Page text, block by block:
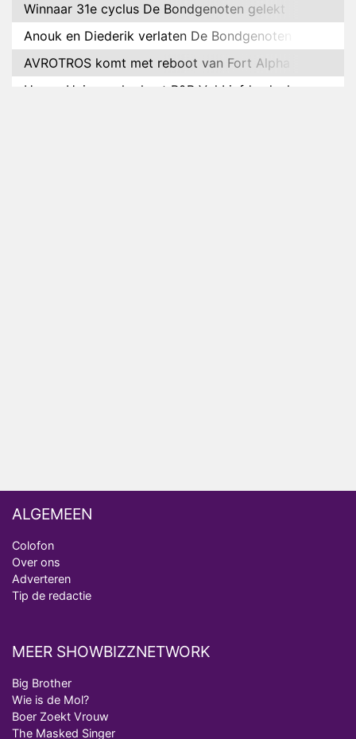
Winnaar 31e cyclus De Bondgenoten gelekt
Anouk en Diederik verlaten De Bondgenoten
AVROTROS komt met reboot van Fort Alpha
Henny Huisman herkent B&B Vol Liefde-deelnemer
ALGEMEEN
Colofon
Over ons
Adverteren
Tip de redactie
MEER SHOWBIZZNETWORK
Big Brother
Wie is de Mol?
Boer Zoekt Vrouw
The Masked Singer